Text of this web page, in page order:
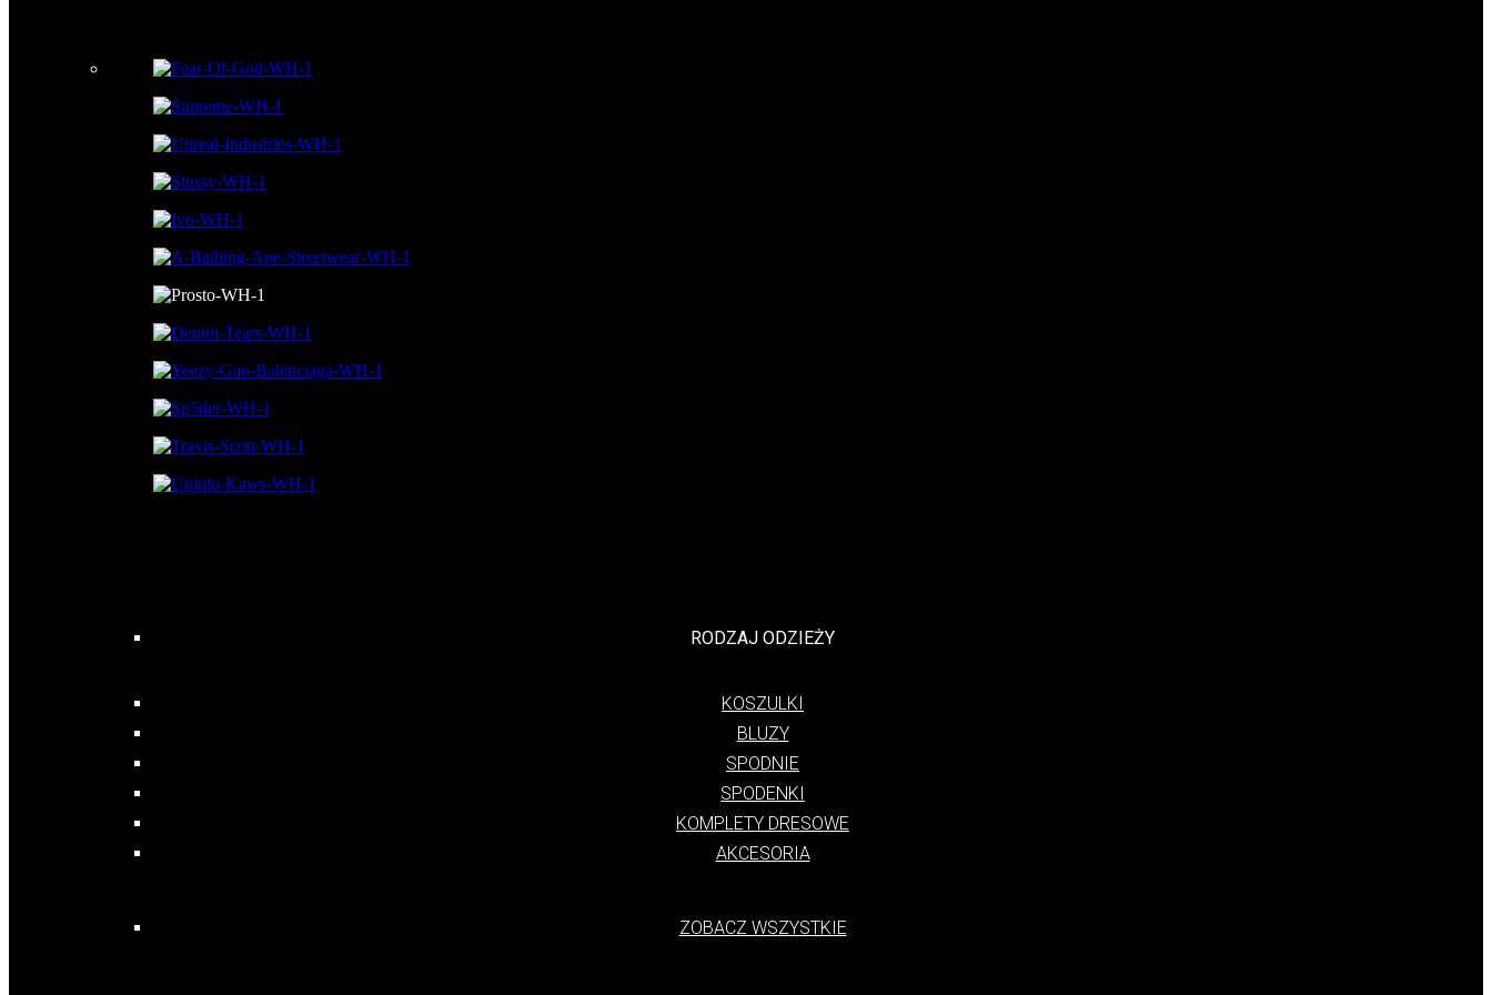
RODZAJ ODZIEŻY
KOSZULKI
BLUZY
SPODNIE
SPODENKI
KOMPLETY DRESOWE
AKCESORIA
ZOBACZ WSZYSTKIE